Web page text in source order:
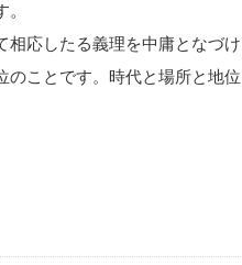
応したる義理を中庸となづけ
のことです。時代と場所と地位